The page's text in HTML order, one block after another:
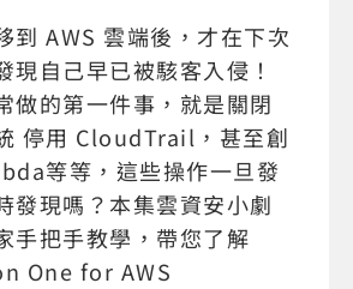
到 AWS 雲端後，才在下次
現自己早已被駭客入侵！
做的第一件事，就是關閉
停用 CloudTrail，甚至創
等等，這些操作一旦發
發現嗎？本集雲資安小劇
手把手教學，帶您了解
One for AWS